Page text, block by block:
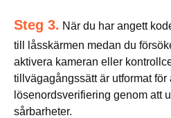
Steg 3. När du har angett
till låsskärmen medan du
aktivera kameran eller
tillvägagångssätt är utformat för
lösenordsverifiering genom att
sårbarheter.